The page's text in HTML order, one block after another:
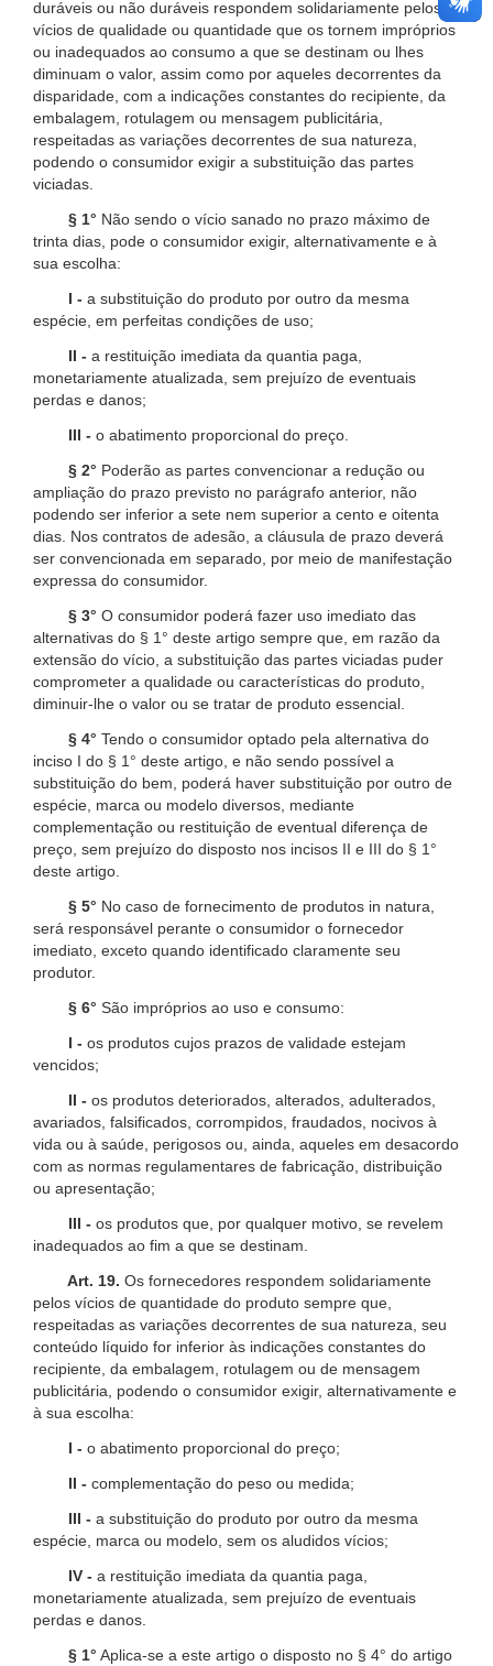
duráveis ou não duráveis respondem solidariamente pelos
vícios de qualidade ou quantidade que os tornem impróprios
ou inadequados ao consumo a que se destinam ou lhes
diminuam o valor, assim como por aqueles decorrentes da
disparidade, com a indicações constantes do recipiente, da
embalagem, rotulagem ou mensagem publicitária,
respeitadas as variações decorrentes de sua natureza,
podendo o consumidor exigir a substituição das partes
viciadas.
§ 1° Não sendo o vício sanado no prazo máximo de
trinta dias, pode o consumidor exigir, alternativamente e à
sua escolha:
I - a substituição do produto por outro da mesma
espécie, em perfeitas condições de uso;
II - a restituição imediata da quantia paga,
monetariamente atualizada, sem prejuízo de eventuais
perdas e danos;
III - o abatimento proporcional do preço.
§ 2° Poderão as partes convencionar a redução ou
ampliação do prazo previsto no parágrafo anterior, não
podendo ser inferior a sete nem superior a cento e oitenta
dias. Nos contratos de adesão, a cláusula de prazo deverá
ser convencionada em separado, por meio de manifestação
expressa do consumidor.
§ 3° O consumidor poderá fazer uso imediato das
alternativas do § 1° deste artigo sempre que, em razão da
extensão do vício, a substituição das partes viciadas puder
comprometer a qualidade ou características do produto,
diminuir-lhe o valor ou se tratar de produto essencial.
§ 4° Tendo o consumidor optado pela alternativa do
inciso I do § 1° deste artigo, e não sendo possível a
substituição do bem, poderá haver substituição por outro de
espécie, marca ou modelo diversos, mediante
complementação ou restituição de eventual diferença de
preço, sem prejuízo do disposto nos incisos II e III do § 1°
deste artigo.
§ 5° No caso de fornecimento de produtos in natura,
será responsável perante o consumidor o fornecedor
imediato, exceto quando identificado claramente seu
produtor.
§ 6° São impróprios ao uso e consumo:
I - os produtos cujos prazos de validade estejam
vencidos;
II - os produtos deteriorados, alterados, adulterados,
avariados, falsificados, corrompidos, fraudados, nocivos à
vida ou à saúde, perigosos ou, ainda, aqueles em desacordo
com as normas regulamentares de fabricação, distribuição
ou apresentação;
III - os produtos que, por qualquer motivo, se revelem
inadequados ao fim a que se destinam.
Art. 19. Os fornecedores respondem solidariamente
pelos vícios de quantidade do produto sempre que,
respeitadas as variações decorrentes de sua natureza, seu
conteúdo líquido for inferior às indicações constantes do
recipiente, da embalagem, rotulagem ou de mensagem
publicitária, podendo o consumidor exigir, alternativamente e
à sua escolha:
I - o abatimento proporcional do preço;
II - complementação do peso ou medida;
III - a substituição do produto por outro da mesma
espécie, marca ou modelo, sem os aludidos vícios;
IV - a restituição imediata da quantia paga,
monetariamente atualizada, sem prejuízo de eventuais
perdas e danos.
§ 1° Aplica-se a este artigo o disposto no § 4° do artigo